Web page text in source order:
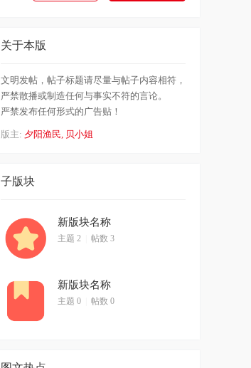
关于本版
文明发帖，帖子标题请尽量与帖子内容相符，
严禁散播或制造任何与事实不符的言论。
严禁发布任何形式的广告贴！
版主: 夕阳渔民, 贝小姐
子版块
新版块名称
主题 2 帖数 3
新版块名称
主题 0 帖数 0